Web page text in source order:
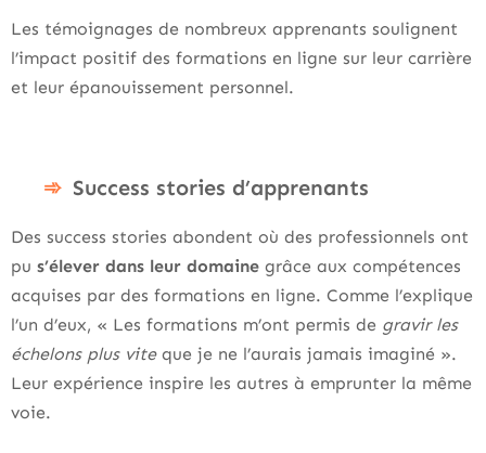
Les témoignages de nombreux apprenants soulignent
l’impact positif des formations en ligne sur leur carrière
et leur épanouissement personnel.
Success stories d’apprenants
Des success stories abondent où des professionnels ont
pu s’élever dans leur domaine grâce aux compétences
acquises par des formations en ligne. Comme l’explique
l’un d’eux, « Les formations m’ont permis de gravir les
échelons plus viteque je ne l’aurais jamais imaginé ».
Leur expérience inspire les autres à emprunter la même
voie.